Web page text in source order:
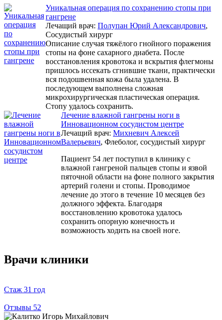
Уникальная операция по сохранению стопы при
гангрене
Лечащий врач: Полупан Юрий Александрович,
Сосудистый хирург
Описание случая тяжёлого гнойного поражения
стопы на фоне сахарного диабета. После
восстановления кровотока и вскрытия флегмоны
пришлось иссекать сгнившие ткани, практически
вся подошвенная кожа была удалена. В
последующем выполнена сложная
микрохирургическая пластическая операция.
Стопу удалось сохранить.
Лечение влажной гангрены ноги в
Инновационном сосудистом центре
Лечащий врач: Михневич Алексей
Валерьевич, Флеболог, сосудистый хирург
Пациент 54 лет поступил в клинику с
влажной гангреной пальцев стопы и язвой
пяточной области на фоне полного закрытия
артерий голени и стопы. Проводимое
лечение до этого в течение 10 месяцев без
должного эффекта. Благодаря
восстановлению кровотока удалось
сохранить опорную конечность и
возможность ходить на своей ноге.
Врачи клиники
Стаж 31 год
Отзывы 52